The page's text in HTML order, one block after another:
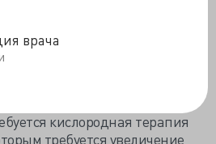
врача
для поставщиков
REGEN-COV.
использования (!!!)
из-за
кислородная терапия
требуется увеличение